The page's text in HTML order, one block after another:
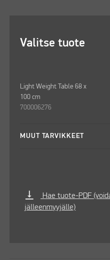
Valitse tuote
Light Weight Table 68 x
100 cm
700006276
MUUT TARVIKKEET
vertical_align_bottom
Hae tuote-PDF
jälleenmyyjälle)